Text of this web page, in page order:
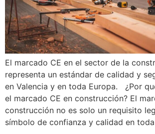
El marcado CE en el sector de la
representa un estándar de calidad y
en Valencia y en toda Europa. ¿Por
el marcado CE en construcción? El
construcción no es solo un requisito
símbolo de confianza y calidad en